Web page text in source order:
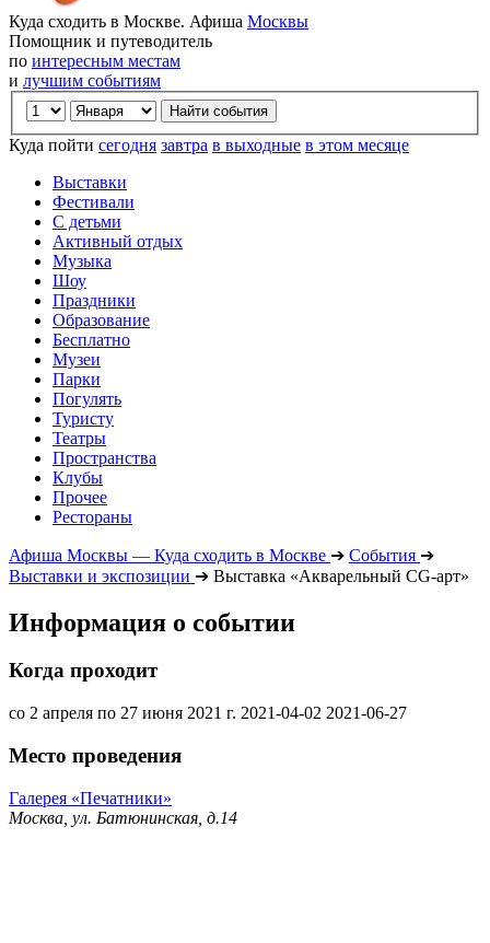
Куда сходить в Москве. Афиша Москвы
Помощник и путеводитель
по интересным местам
и лучшим событиям
Куда пойти сегодня завтра в выходные в этом месяце
Выставки
Фестивали
С детьми
Активный отдых
Музыка
Шоу
Праздники
Образование
Бесплатно
Музеи
Парки
Погулять
Туристу
Театры
Пространства
Клубы
Прочее
Рестораны
Афиша Москвы — Куда сходить в Москве ➔ События ➔
Выставки и экспозиции ➔ Выставка «Акварельный CG-арт»
Информация о событии
Когда проходит
со 2 апреля по 27 июня 2021 г. 2021-04-02 2021-06-27
Место проведения
Галерея «Печатники»
Москва, ул. Батюнинская, д.14